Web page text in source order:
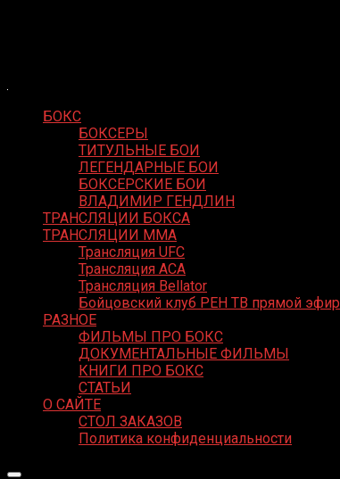
БОКС
БОКСЕРЫ
ТИТУЛЬНЫЕ БОИ
ЛЕГЕНДАРНЫЕ БОИ
БОКСЕРСКИЕ БОИ
ВЛАДИМИР ГЕНДЛИН
ТРАНСЛЯЦИИ БОКСА
ТРАНСЛЯЦИИ MMA
Трансляция UFC
Трансляция ACA
Трансляция Bellator
Бойцовский клуб РЕН ТВ прямой эфир
РАЗНОЕ
ФИЛЬМЫ ПРО БОКС
ДОКУМЕНТАЛЬНЫЕ ФИЛЬМЫ
КНИГИ ПРО БОКС
СТАТЬИ
О САЙТЕ
СТОЛ ЗАКАЗОВ
Политика конфиденциальности